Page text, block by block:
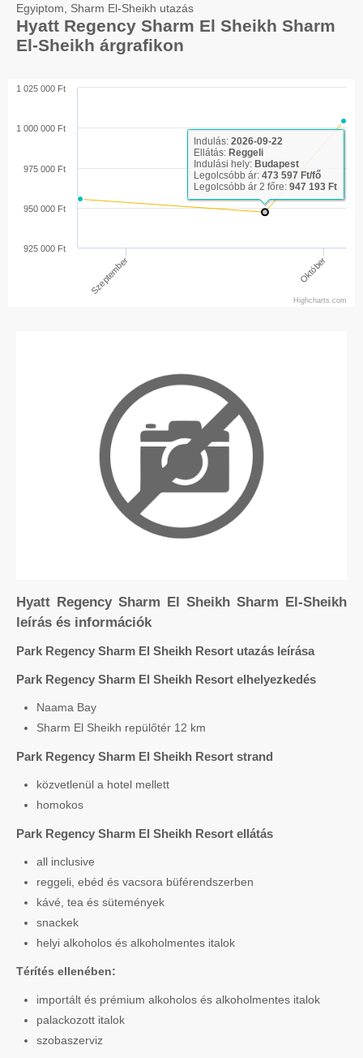
Egyiptom, Sharm El-Sheikh utazás
Hyatt Regency Sharm El Sheikh Sharm
El-Sheikh árgrafikon
Szeptember Október
1 000 000 Ft
925 000 Ft
950 000 Ft
975 000 Ft
1 025 000 Ft
Highcharts.com
Indulás: 2026-09-22
Ellátás: Reggeli
Indulási hely: Budapest
Legolcsóbb ár: 473 597 Ft/fő
Legolcsóbb ár 2 főre:947 193 Ft
Hyatt Regency Sharm El Sheikh Sharm El-Sheikh
leírás és információk
Park Regency Sharm El Sheikh Resort utazás leírása
Park Regency Sharm El Sheikh Resort elhelyezkedés
Naama Bay
Sharm El Sheikh repülőtér 12 km
Park Regency Sharm El Sheikh Resort strand
közvetlenül a hotel mellett
homokos
Park Regency Sharm El Sheikh Resort ellátás
all inclusive
reggeli, ebéd és vacsora büférendszerben
kávé, tea és sütemények
snackek
helyi alkoholos és alkoholmentes italok
Térítés ellenében:
importált és prémium alkoholos és alkoholmentes italok
palackozott italok
szobaszerviz